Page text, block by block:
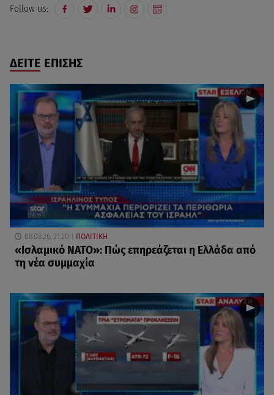
Follow us:
ΔΕΙΤΕ ΕΠΙΣΗΣ
08.08.26, 21:20 ΠΟΛΙΤΙΚΗ
«Ισλαμικό ΝΑΤΟ»: Πώς επηρεάζεται η Ελλάδα από
τη νέα συμμαχία